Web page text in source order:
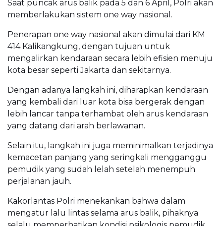
Saat puncak arus balik pada 5 dan 6 April, Polri akan
memberlakukan sistem one way nasional.
Penerapan one way nasional akan dimulai dari KM
414 Kalikangkung, dengan tujuan untuk
mengalirkan kendaraan secara lebih efisien menuju
kota besar seperti Jakarta dan sekitarnya.
Dengan adanya langkah ini, diharapkan kendaraan
yang kembali dari luar kota bisa bergerak dengan
lebih lancar tanpa terhambat oleh arus kendaraan
yang datang dari arah berlawanan.
Selain itu, langkah ini juga meminimalkan terjadinya
kemacetan panjang yang seringkali mengganggu
pemudik yang sudah lelah setelah menempuh
perjalanan jauh.
Kakorlantas Polri menekankan bahwa dalam
mengatur lalu lintas selama arus balik, pihaknya